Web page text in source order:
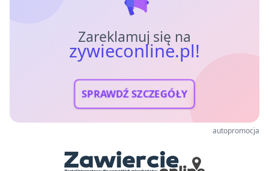
Zareklamuj się na
zywieconline.pl!
SPRAWDŹ SZCZEGÓŁY
autopromocja